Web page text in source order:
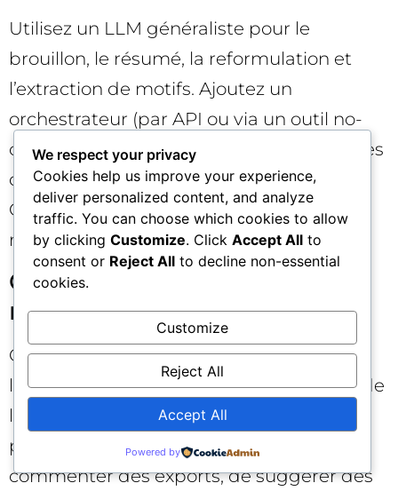
Utilisez un LLM généraliste pour le
brouillon, le résumé, la reformulation et
l’extraction de motifs. Ajoutez un
orchestrateur (par API ou via un outil no-
code) pour chaîner les étapes : collecte des
données, traitement, sortie documentée.
Cette brique rend vos workflows IA SEO
reproductibles.
Outils SEO spécialisés et
notebooks 📓
Combinez vos suites SEO classiques pour
l’extraction SERP, le crawling et l’analyse de
logs avec des notebooks légers. Vous
pouvez ainsi demander à l’IA de
commenter des exports, de suggérer des
We respect your privacy
Cookies help us improve your experience,
deliver personalized content, and analyze
traffic. You can choose which cookies to allow
by clicking Customize. Click Accept All to
consent or Reject All to decline non-essential
cookies.
Customize
Reject All
Accept All
Powered by